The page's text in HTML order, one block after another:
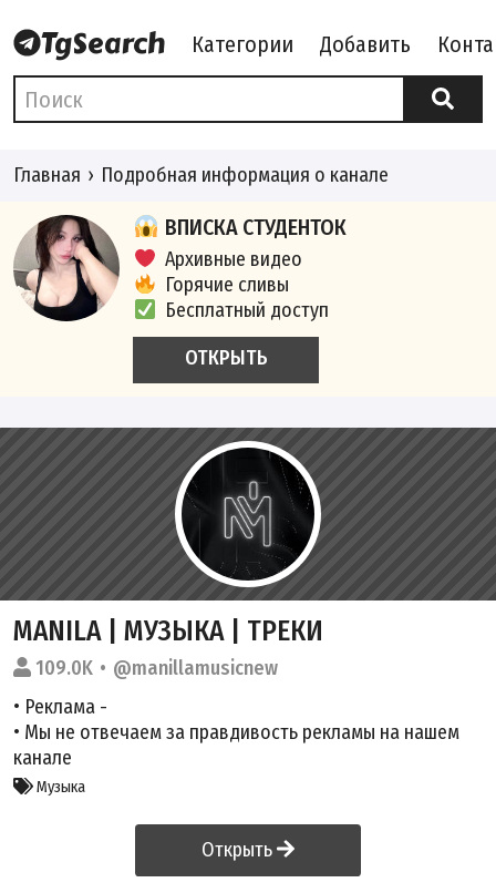
Категории Добавить
Главная Подробная информация о канале
ВПИСКА СТУДЕНТОК
Архивные видео
Горячие сливы
Бесплатный доступ
ОТКРЫТЬ
MANILA | МУЗЫКА | ТРЕКИ
109.0K
@manillamusicnew
• Реклама -
• Мы не отвечаем за правдивость рекламы на нашем
канале
Музыка
Открыть